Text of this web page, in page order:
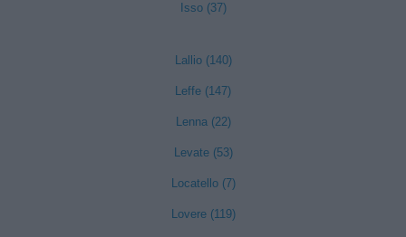
Isso (37)
Lallio (140)
Leffe (147)
Lenna (22)
Levate (53)
Locatello (7)
Lovere (119)